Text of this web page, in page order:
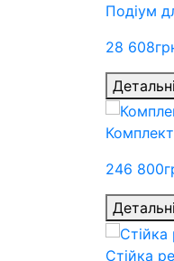
Подіум
28 608
246 800
Стійка